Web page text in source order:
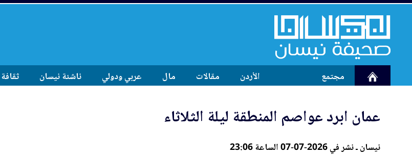
مجتمع الأردن مقالات مال عربي ودولي ناشئة نيسان ثقافة
عمان ابرد عواصم المنطقة ليلة الثلاثاء
نيسان ـ نشر في 2026-07-07 الساعة 23:06